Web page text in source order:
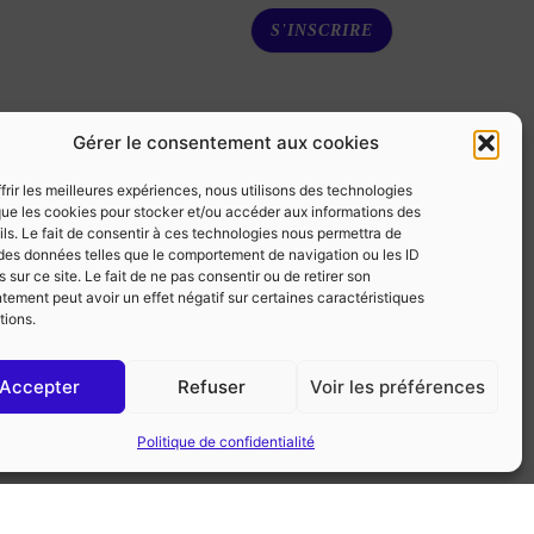
Gérer le consentement aux cookies
les meilleures expériences, nous utilisons des technologies
les cookies pour stocker et/ou accéder aux informations des
Le fait de consentir à ces technologies nous permettra de
données telles que le comportement de navigation ou les ID
sur ce site. Le fait de ne pas consentir ou de retirer son
peut avoir un effet négatif sur certaines caractéristiques
Accepter Refuser Voir les préférences
Politique de confidentialité
S'INSCRIRE
09 - 10 OCTOBRE
8 h 30 min-16 h 30 min
Stages de récupération
240,00 €
Sensibilisation 09/10-10/10
26R130800010000030
20 Place Parmentier - 80000 Amiens